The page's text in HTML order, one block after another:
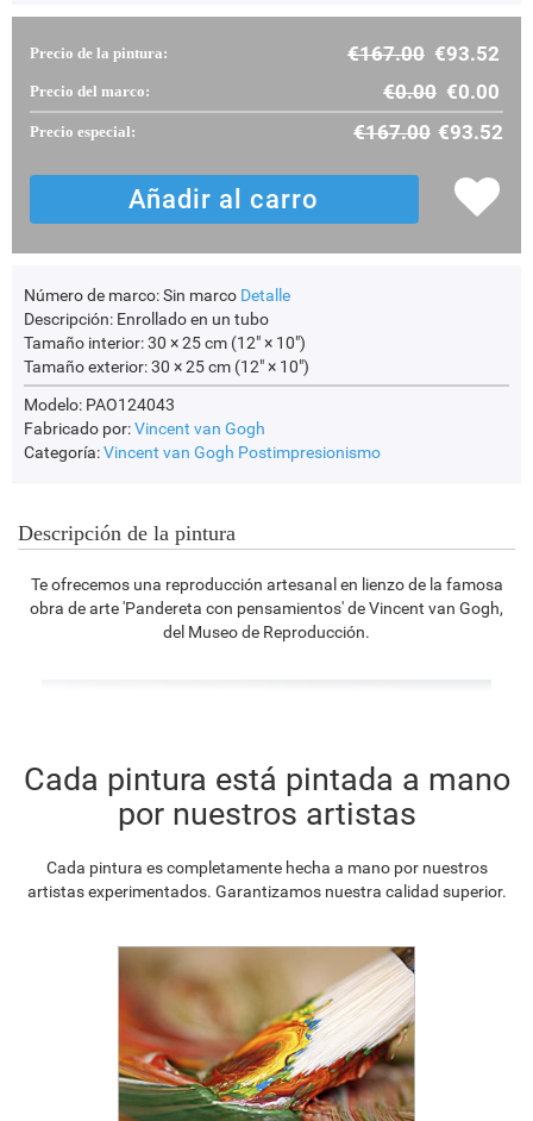
Precio de la pintura: €167.00 €93.52
Precio del marco: €0.00 €0.00
Precio especial: €167.00 €93.52
Número de marco:Sin marco Detalle
Descripción: Enrollado en un tubo
Tamaño interior:30 × 25 cm (12" × 10")
Tamaño exterior:30 × 25 cm (12" × 10")
Modelo: PAO124043
Fabricado por:Vincent van Gogh
Categoría:Vincent van Gogh Postimpresionismo
Descripción de la pintura
Te ofrecemos una reproducción artesanal en lienzo de la famosa
obra de arte 'Pandereta con pensamientos' de Vincent van Gogh,
del Museo de Reproducción.
Cada pintura está pintada a mano
por nuestros artistas
Cada pintura es completamente hecha a mano por nuestros
artistas experimentados. Garantizamos nuestra calidad superior.